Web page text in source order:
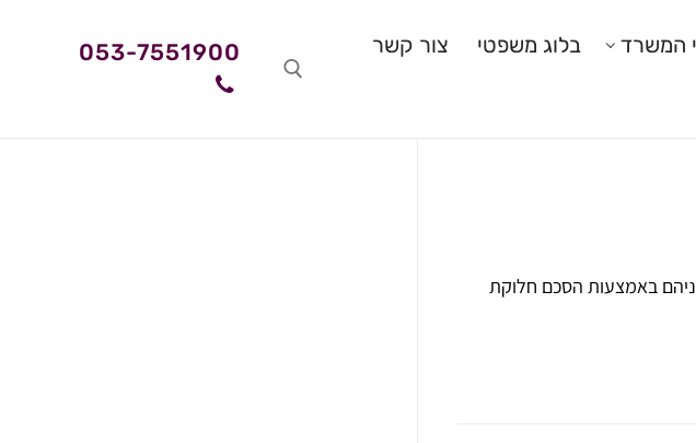
המשרד בלוג משפטי
צור קשר
053-7551900
באמצעות הסכם חלוקת